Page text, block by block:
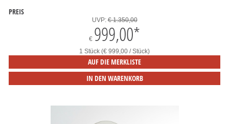
PREIS
UVP:€ 1.350,00
€ 999,00*
1 Stück (€ 999,00 / Stück)
AUF DIE MERKLISTE
IN DEN WARENKORB